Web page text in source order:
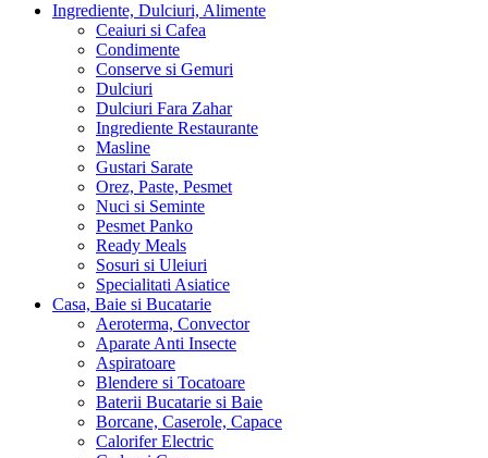
Ingrediente, Dulciuri, Alimente
Ceaiuri si Cafea
Condimente
Conserve si Gemuri
Dulciuri
Dulciuri Fara Zahar
Ingrediente Restaurante
Masline
Gustari Sarate
Orez, Paste, Pesmet
Nuci si Seminte
Pesmet Panko
Ready Meals
Sosuri si Uleiuri
Specialitati Asiatice
Casa, Baie si Bucatarie
Aeroterma, Convector
Aparate Anti Insecte
Aspiratoare
Blendere si Tocatoare
Baterii Bucatarie si Baie
Borcane, Caserole, Capace
Calorifer Electric